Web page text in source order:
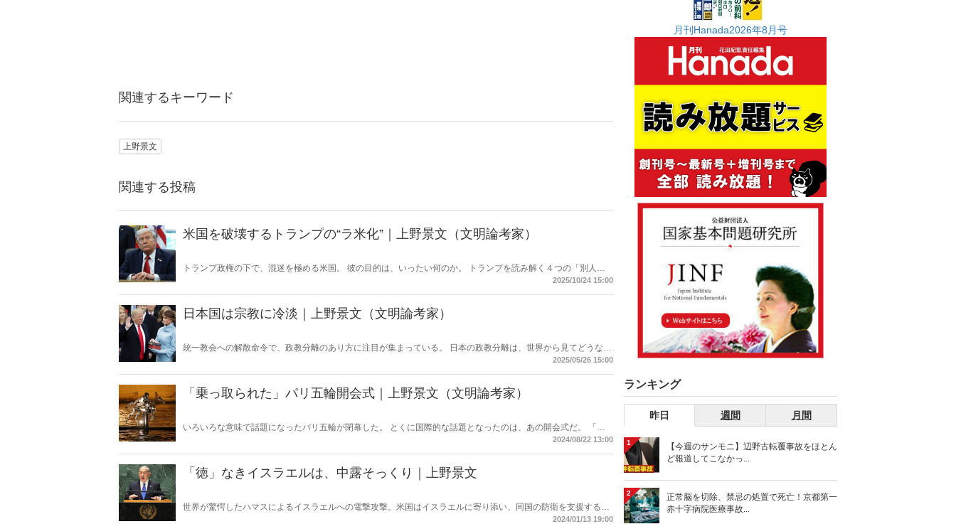
関連するキーワード
上野景文
関連する投稿
米国を破壊するトランプの“ラ米化”｜上野景文（文明論考家）
トランプ政権の下で、混迷を極める米国。 彼の目的は、いったい何のか。 トランプを読み解く４つの「別人
2025/10/24 15:00
日本国は宗教に冷淡｜上野景文（文明論考家）
統一教会への解散命令で、政教分離のあり方に注目が集まっている。 日本の政教分離は、世界から見てどうなの
2025/05/26 15:00
「乗っ取られた」パリ五輪開会式｜上野景文（文明論考家）
いろいろな意味で話題になったパリ五輪が閉幕した。 とくに国際的な話題となったのは、あの開会式だ。 「史
2024/08/22 13:00
「徳」なきイスラエルは、中露そっくり｜上野景文
世界が驚愕したハマスによるイスラエルへの電撃攻撃。米国はイスラエルに寄り添い、同国の防衛を支援する旨
を宣明。英国、フランス、ドイツ、イタリアも、（ハイスラエルの防衛努力を断固支持する旨の声明を発出し
2024/01/13 19:00
月刊Hanada2026年8月号
ランキング
昨日 週間 月間
1
【今週のサンモニ】辺野古転覆事故をほとん
ど報道してこなかっ...
2
正常脳を切除、禁忌の処置で死亡！京都第一
赤十字病院医療事故...